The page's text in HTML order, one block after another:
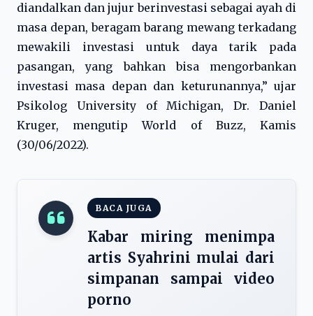
diandalkan dan jujur berinvestasi sebagai ayah di
masa depan, beragam barang mewang terkadang
mewakili investasi untuk daya tarik pada
pasangan, yang bahkan bisa mengorbankan
investasi masa depan dan keturunannya,” ujar
Psikolog University of Michigan, Dr. Daniel
Kruger, mengutip World of Buzz, Kamis
(30/06/2022).
BACA JUGA
Kabar miring menimpa
artis Syahrini mulai dari
simpanan sampai video
porno